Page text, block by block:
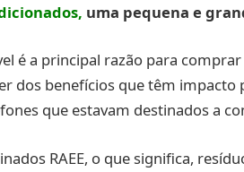
uma pequena e
é a principal razão para
dos benefícios que têm
que estavam destinados a
RAEE, o que significa,